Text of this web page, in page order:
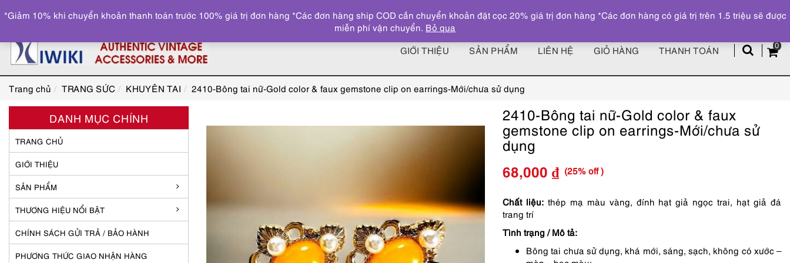
z
0
GIỚI THIỆU SẢN PHẨM LIÊN HỆ GIỎ HÀNG THANH TOÁN
Trang chủ TRANG SỨC KHUYÊN TAI 2410-Bông tai nữ-Gold color & faux gemstone clip on earrings-Mới/chưa sử dụng
2410-Bông tai nữ-Gold color & faux
gemstone clip on earrings-Mới/chưa sử
dụng
Giá
gốc
68,000 ₫
Giá
hiện
(25% off )
Chất liệu:thép mạ màu vàng, đính hạt giả ngọc trai, hạt giả đá
trang trí
Tình trạng / Mô tả:
Bông tai chưa sử dụng, khá mới, sáng, sạch, không có xước –
DANH MỤC CHÍNH
TRANG CHỦ
GIỚI THIỆU
SẢN PHẨM
THƯƠNG HIỆU NỔI BẬT
CHÍNH SÁCH GỬI TRẢ / BẢO HÀNH
PHƯƠNG THỨC GIAO NHẬN HÀNG
*Giảm 10% khi chuyển khoản thanh toán trước 100% giá trị đơn hàng *Các đơn hàng ship COD cần chuyển khoản đặt cọc 20% giá trị đơn hàng *Các đơn hàng có giá trị trên 1.5 triệu sẽ được
miễn phí vận chuyển. Bỏ qua